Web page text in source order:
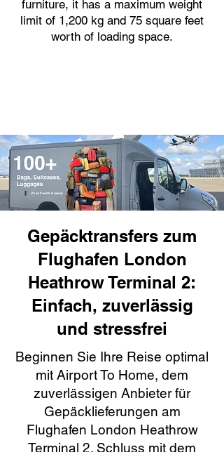
furniture, it has a maximum weight
limit of 1,200 kg and 75 square feet
worth of loading space.
Gepäcktransfers zum
Flughafen London
Heathrow Terminal 2:
Einfach, zuverlässig
und stressfrei
Beginnen Sie Ihre Reise optimal
mit Airport To Home, dem
zuverlässigen Anbieter für
Gepäcklieferungen am
Flughafen London Heathrow
Terminal 2. Schluss mit dem